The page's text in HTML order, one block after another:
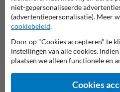
Bedrijfsnaam
E-mailadres*
niet-gepersonaliseerde
(advertentiepersonalisatie). Meer
cookiebeleid.
Door op "Cookies accepteren" te
instellingen van alle cookies.
plaatsen we alleen functionele en
Cookies